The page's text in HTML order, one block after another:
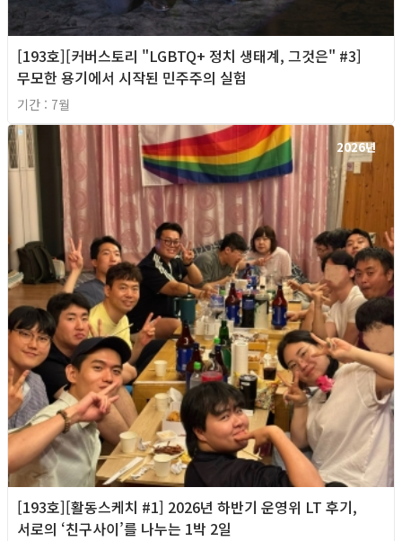
[193호][커버스토리 "LGBTQ+ 정치 생태계, 그것은" #3]
무모한 용기에서 시작된 민주주의 실험
기간 : 7월
2026년
[193호][활동스케치 #1] 2026년 하반기 운영위 LT 후기,
서로의 ‘친구사이’를 나누는 1박 2일